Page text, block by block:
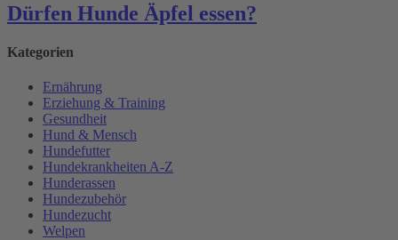
Dürfen Hunde Äpfel essen?
Kategorien
Ernährung
Erziehung & Training
Gesundheit
Hund & Mensch
Hundefutter
Hundekrankheiten A-Z
Hunderassen
Hundezubehör
Hundezucht
Welpen